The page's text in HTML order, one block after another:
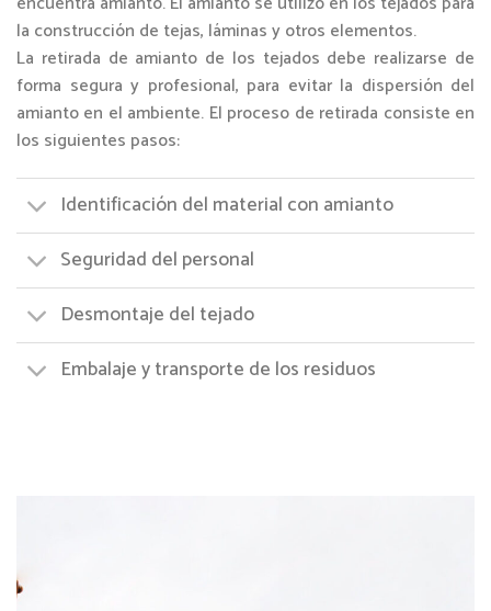
la construcción de tejas, láminas y otros elementos.
La retirada de amianto de los tejados debe realizarse de
forma segura y profesional, para evitar la dispersión del
amianto en el ambiente. El proceso de retirada consiste en
los siguientes pasos:
Identificación del material con amianto
Seguridad del personal
Desmontaje del tejado
Embalaje y transporte de los residuos